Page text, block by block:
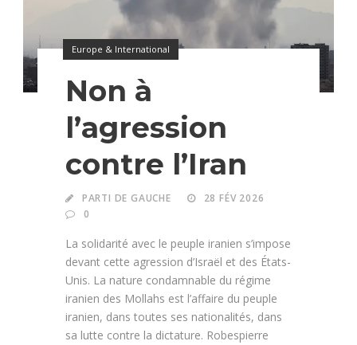
Europe & International
Non à
l’agression
contre l’Iran
PARTI DE GAUCHE
28 FÉV 2026
0
La solidarité avec le peuple iranien s’impose
devant cette agression d’Israël et des États-
Unis. La nature condamnable du régime
iranien des Mollahs est l’affaire du peuple
iranien, dans toutes ses nationalités, dans
sa lutte contre la dictature. Robespierre